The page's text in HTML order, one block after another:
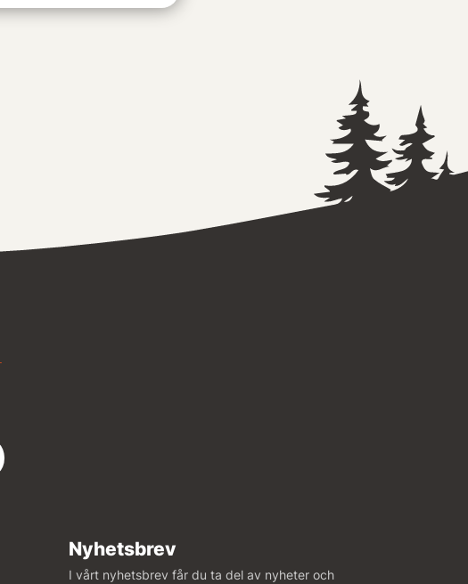
Nyhetsbrev
I vårt nyhetsbrev får du ta del av nyheter och